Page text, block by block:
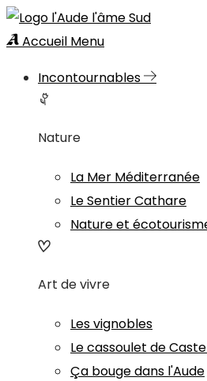
Accueil Menu
Incontournables
Nature
La Mer Méditerranée
Le Sentier Cathare
Nature et
Art de vivre
Les vignobles
Le cassoulet de
Ça bouge dans l'Aude